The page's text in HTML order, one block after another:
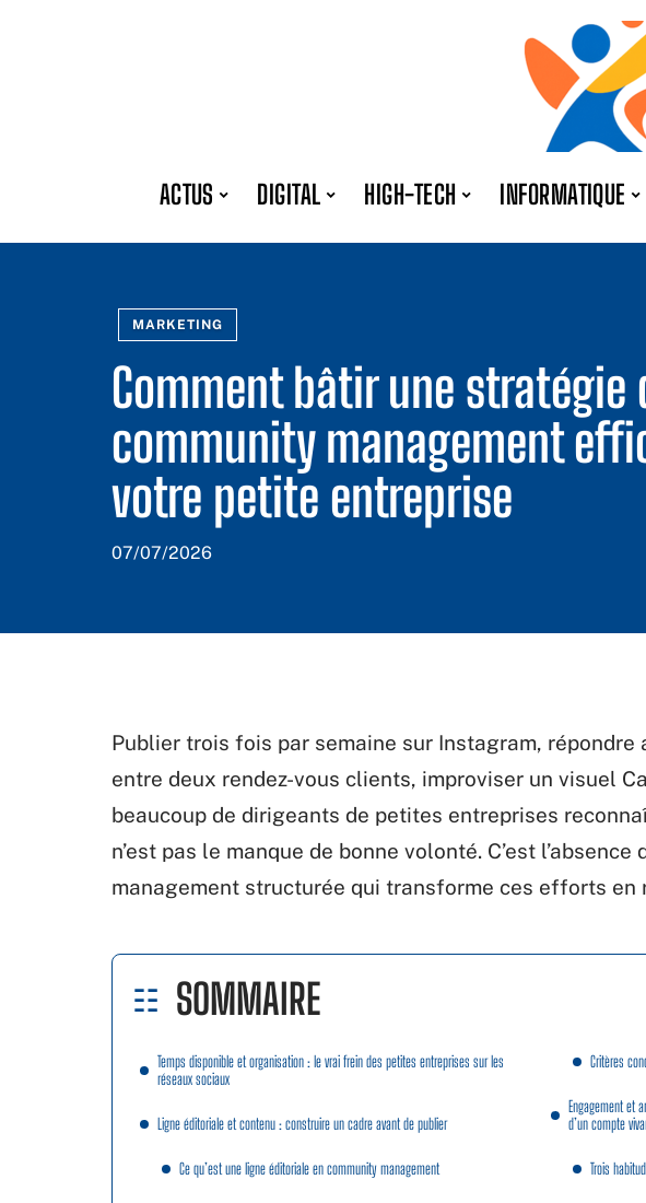
ACTUS DIGITAL HIGH-TECH INFORMATIQUE
MARKETING
Comment bâtir une stratégie
community management
votre petite entreprise
07/07/2026
Publier trois fois par semaine sur Instagram, répondre
entre deux rendez-vous clients, improviser un visuel
beaucoup de dirigeants de petites entreprises
n’est pas le manque de bonne volonté. C’est
management structurée qui transforme ces efforts en
SOMMAIRE
Temps disponible et organisation : le vrai frein des petites entreprises sur les
réseaux sociaux
Ligne éditoriale et contenu : construire un cadre avant de publier
Ce qu’est une ligne éditoriale en community management
Critères
Engagement et
d’un compte
Trois